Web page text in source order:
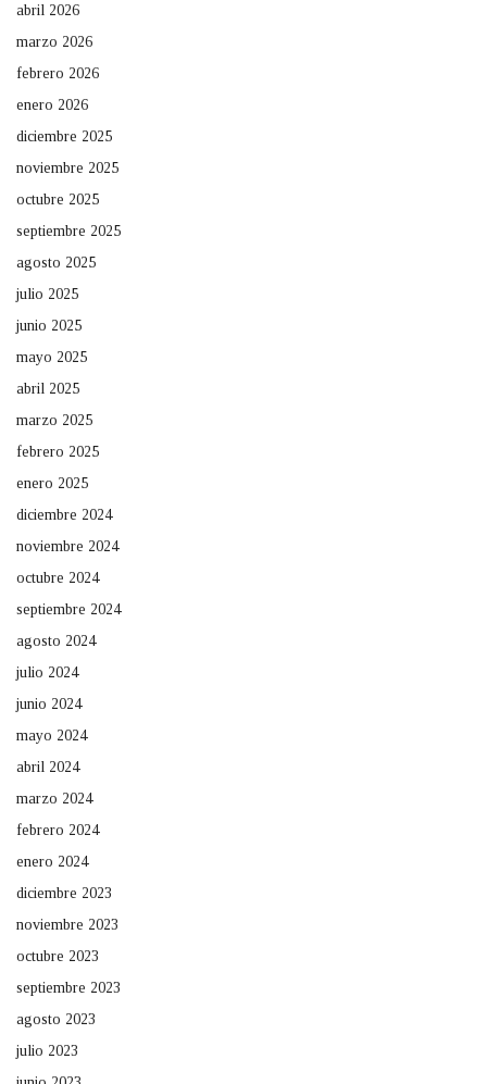
abril 2026
marzo 2026
febrero 2026
enero 2026
diciembre 2025
noviembre 2025
octubre 2025
septiembre 2025
agosto 2025
julio 2025
junio 2025
mayo 2025
abril 2025
marzo 2025
febrero 2025
enero 2025
diciembre 2024
noviembre 2024
octubre 2024
septiembre 2024
agosto 2024
julio 2024
junio 2024
mayo 2024
abril 2024
marzo 2024
febrero 2024
enero 2024
diciembre 2023
noviembre 2023
octubre 2023
septiembre 2023
agosto 2023
julio 2023